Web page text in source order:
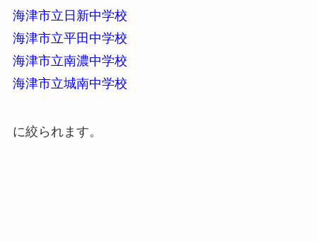
海津市立日新中学校
海津市立平田中学校
海津市立南濃中学校
海津市立城南中学校
に絞られます。